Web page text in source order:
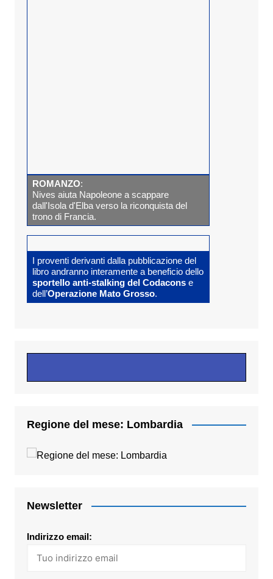
ROMANZO:
Nives aiuta Napoleone a scappare
dall'Isola d'Elba verso la riconquista del
trono di Francia.
I proventi derivanti dalla pubblicazione del
libro andranno interamente a beneficio dello
sportello anti-stalking del Codaconse
dell’Operazione Mato Grosso.
Regione del mese: Lombardia
Newsletter
Indirizzo email: